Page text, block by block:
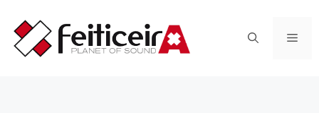
contenido